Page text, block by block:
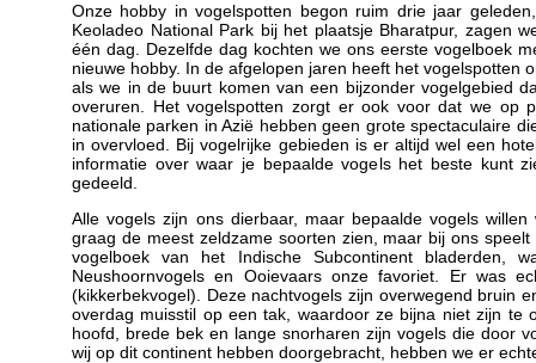
Onze hobby in vogelspotten begon ruim drie jaar
Keoladeo National Park bij het plaatsje Bharatpur, zagen
één dag. Dezelfde dag kochten we ons eerste vogelboek
nieuwe hobby. In de afgelopen jaren heeft het vogelspotten
als we in de buurt komen van een bijzonder vogelgebied
overuren. Het vogelspotten zorgt er ook voor dat we op
nationale parken in Azië hebben geen grote spectaculaire
in overvloed. Bij vogelrijke gebieden is er altijd wel een
informatie over waar je bepaalde vogels het beste kunt
gedeeld.
Alle vogels zijn ons dierbaar, maar bepaalde vogels
graag de meest zeldzame soorten zien, maar bij ons
vogelboek van het Indische Subcontinent bladerden,
Neushoornvogels en Ooievaars onze favoriet. Er was
(kikkerbekvogel). Deze nachtvogels zijn overwegend bruin
overdag muisstil op een tak, waardoor ze bijna niet zijn te
hoofd, brede bek en lange snorharen zijn vogels die door
wij op dit continent hebben doorgebracht, hebben we er